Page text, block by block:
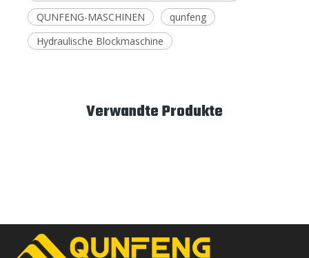
QUNFENG-MASCHINEN
qunfeng
Hydraulische Blockmaschine
Verwandte Produkte